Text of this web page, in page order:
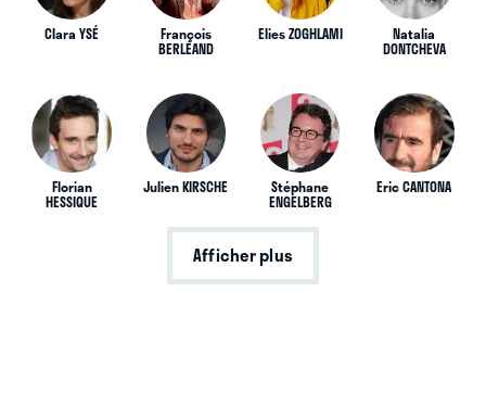
Clara YSÉ François
BERLÉAND
Elies ZOGHLAMI Natalia
DONTCHEVA
Florian
HESSIQUE
Julien KIRSCHE Stéphane
ENGELBERG
Eric CANTONA
Afficher plus